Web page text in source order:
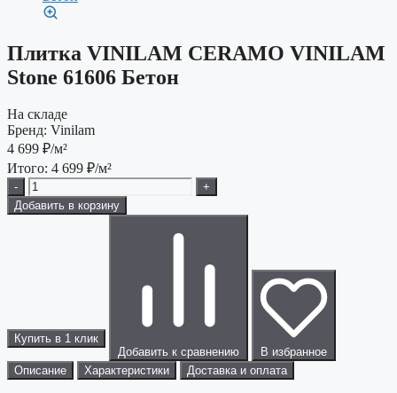
Плитка VINILAM CERAMO VINILAM
Stone 61606 Бетон
На складе
Бренд: Vinilam
4 699 ₽/м²
Итого: 4 699 ₽/м²
-
+
Добавить в корзину
Купить в 1 клик
Добавить к сравнению
В избранное
Описание
Характеристики Доставка и оплата